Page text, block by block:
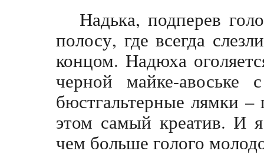
Надька, подперев
полосу, где всегда
концом. Надюха
черной майке-
бюстгальтерные лямки –
этом самый креатив. И
чем больше голого